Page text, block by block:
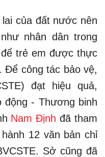
của đất nước nên
nhân dân trong
trẻ em được thực
Để công tác bảo vệ,
đạt hiệu quả,
động - Thương binh
Nam Định đã tham
12 văn bản chỉ
Sở cũng đã